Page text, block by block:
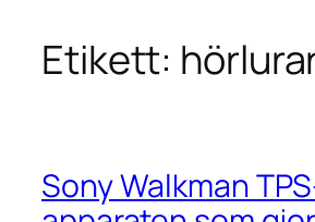
Etikett:
Sony Walkman